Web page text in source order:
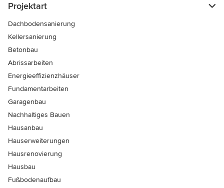
Projektart
Dachbodensanierung
Kellersanierung
Betonbau
Abrissarbeiten
Energieeffizienzhäuser
Fundamentarbeiten
Garagenbau
Nachhaltiges Bauen
Hausanbau
Hauserweiterungen
Hausrenovierung
Hausbau
Fußbodenaufbau